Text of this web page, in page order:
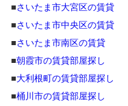
■さいたま市大宮区の賃貸
■さいたま市中央区の賃貸
■さいたま市南区の賃貸
■朝霞市の賃貸部屋探し
■大利根町の賃貸部屋探し
■桶川市の賃貸部屋探し